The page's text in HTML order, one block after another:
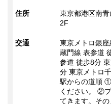
住所
東京都港区南
2F
交通
東京メトロ銀
蔵門線 表参道
参道 徒歩8分
分 東京メトロ
駅からの道順
ください。 ②
てきます。そ